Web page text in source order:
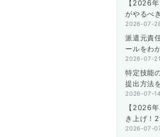
【2026
がやるべ
2026-07-
派遣元責
ールをわ
2026-07-21
特定技能
提出方法
2026-07-14
【2026
き上げ！
2026-07-